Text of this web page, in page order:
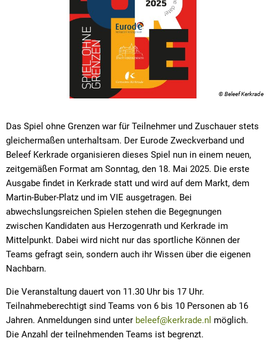
© Beleef Kerkrade
Das Spiel ohne Grenzen war für Teilnehmer und Zuschauer stets
gleichermaßen unterhaltsam. Der Eurode Zweckverband und
Beleef Kerkrade organisieren dieses Spiel nun in einem neuen,
zeitgemäßen Format am Sonntag, den 18. Mai 2025. Die erste
Ausgabe findet in Kerkrade statt und wird auf dem Markt, dem
Martin-Buber-Platz und im VIE ausgetragen. Bei
abwechslungsreichen Spielen stehen die Begegnungen
zwischen Kandidaten aus Herzogenrath und Kerkrade im
Mittelpunkt. Dabei wird nicht nur das sportliche Können der
Teams gefragt sein, sondern auch ihr Wissen über die eigenen
Nachbarn.
Die Veranstaltung dauert von 11.30 Uhr bis 17 Uhr.
Teilnahmeberechtigt sind Teams von 6 bis 10 Personen ab 16
Jahren. Anmeldungen sind unter beleef@kerkrade.nl möglich.
Die Anzahl der teilnehmenden Teams ist begrenzt.